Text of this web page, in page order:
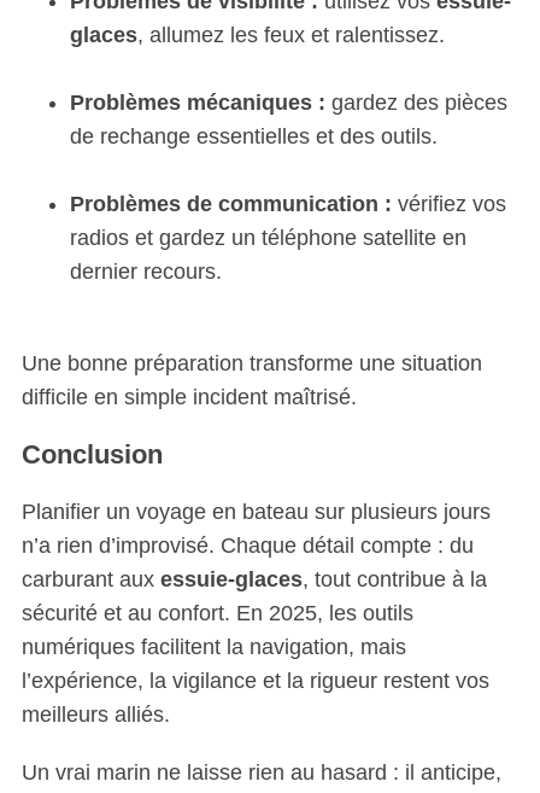
glaces, allumez les feux et ralentissez.
Problèmes mécaniques : gardez des pièces
de rechange essentielles et des outils.
Problèmes de communication : vérifiez vos
radios et gardez un téléphone satellite en
dernier recours.
Une bonne préparation transforme une situation
difficile en simple incident maîtrisé.
Conclusion
Planifier un voyage en bateau sur plusieurs jours
n’a rien d’improvisé. Chaque détail compte : du
carburant aux essuie-glaces, tout contribue à la
sécurité et au confort. En 2025, les outils
numériques facilitent la navigation, mais
l’expérience, la vigilance et la rigueur restent vos
meilleurs alliés.
Un vrai marin ne laisse rien au hasard : il anticipe,